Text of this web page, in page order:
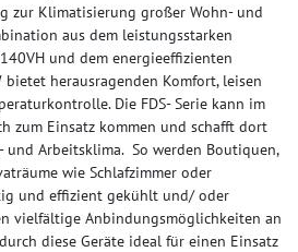
zur Klimatisierung großer Wohn- und
aus dem leistungsstarken
und dem energieeffizienten
bietet herausragenden Komfort, leisen
Die FDS- Serie kann im
zum Einsatz kommen und schafft dort
und Arbeitsklima. So werden Boutiquen,
wie Schlafzimmer oder
und effizient gekühlt und/ oder
vielfältige Anbindungsmöglichkeiten an
diese Geräte ideal für einen Einsatz